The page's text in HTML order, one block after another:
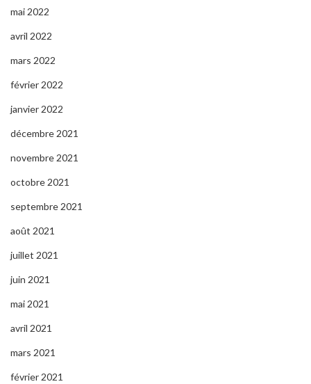
mai 2022
avril 2022
mars 2022
février 2022
janvier 2022
décembre 2021
novembre 2021
octobre 2021
septembre 2021
août 2021
juillet 2021
juin 2021
mai 2021
avril 2021
mars 2021
février 2021